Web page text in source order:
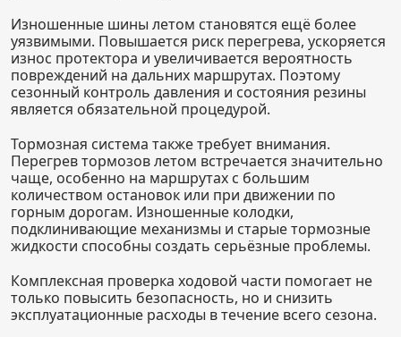
Изношенные шины летом становятся ещё более
уязвимыми. Повышается риск перегрева, ускоряется
износ протектора и увеличивается вероятность
повреждений на дальних маршрутах. Поэтому
сезонный контроль давления и состояния резины
является обязательной процедурой.
Тормозная система также требует внимания.
Перегрев тормозов летом встречается значительно
чаще, особенно на маршрутах с большим
количеством остановок или при движении по
горным дорогам. Изношенные колодки,
подклинивающие механизмы и старые тормозные
жидкости способны создать серьёзные проблемы.
Комплексная проверка ходовой части помогает не
только повысить безопасность, но и снизить
эксплуатационные расходы в течение всего сезона.